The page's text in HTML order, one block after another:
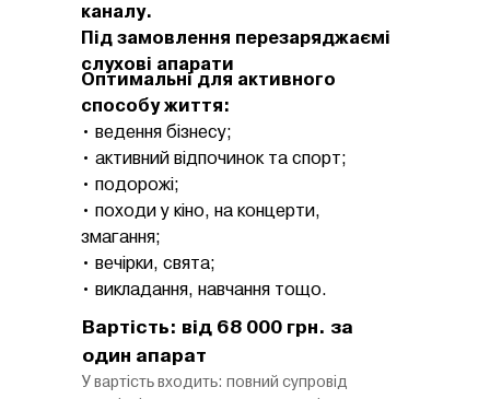
каналу.
Під замовлення перезаряджаємі
слухові апарати
Вартість: від 68 000 грн. за
один апарат
У вартість входить: повний супровід
Оптимальні для активного
способу життя:
• ведення бізнесу;
• активний відпочинок та спорт;
• подорожі;
• походи у кіно, на концерти,
змагання;
• вечірки, свята;
• викладання, навчання тощо.